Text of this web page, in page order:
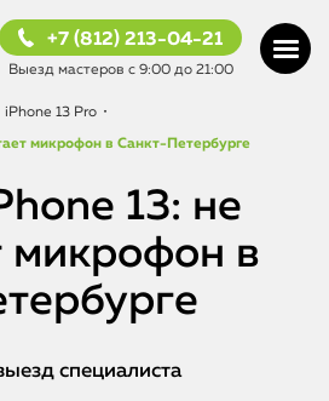
+7 (812) 213-04-21
Выезд мастеров с 9:00 до 21:00
iPhone 13 Pro •
микрофон в Санкт-Петербурге
13: не
микрофон в
специалиста